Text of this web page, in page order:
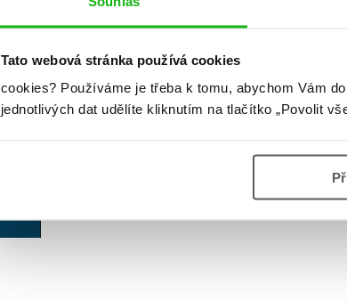
Tato webová stránka používá cookies
cookies? Používáme je třeba k tomu, abychom Vám
jednotlivých dat udělíte kliknutím na tlačítko „Povolit